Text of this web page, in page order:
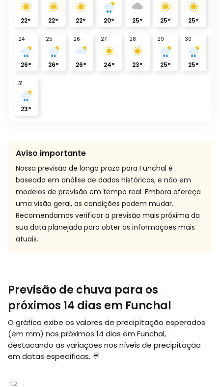
22° 22° 22° 20° 25° 25° 25°
24
26°
25
26°
26
26°
27
24°
28
23°
29
25°
30
25°
31
23°
Aviso importante
Nossa previsão de longo prazo para Funchal é
baseada em análise de dados históricos, e não em
modelos de previsão em tempo real. Embora ofereça
uma visão geral, as condições podem mudar.
Recomendamos verificar a previsão mais próxima da
sua data planejada para obter as informações mais
atuais.
Previsão de chuva para os
próximos 14 dias em Funchal
O gráfico exibe os valores de precipitação esperados
(em mm) nos próximos 14 dias em Funchal,
destacando as variações nos níveis de precipitação
em datas específicas. ☔